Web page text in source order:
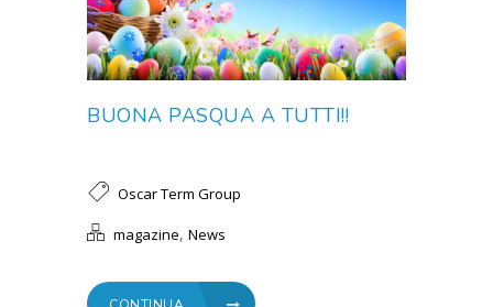
BUONA PASQUA A TUTTI!!
Oscar Term Group
magazine, News